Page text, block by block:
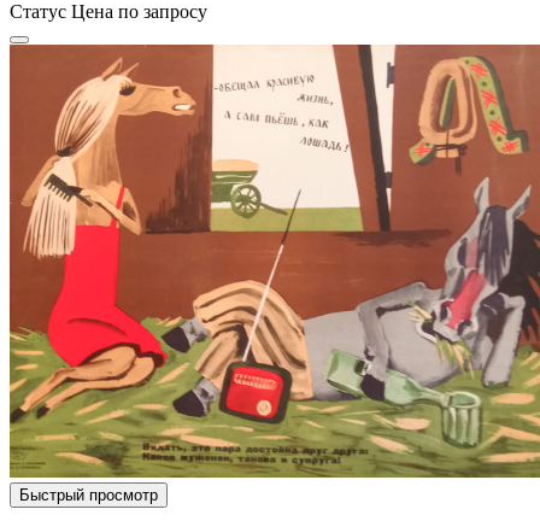
Статус Цена по запросу
Быстрый просмотр